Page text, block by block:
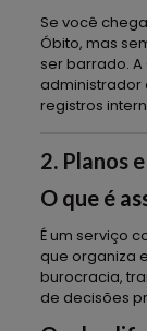
Se você
Óbito, mas
ser barrado.
administrador
registros
2. Planos
O que é
É um serviço
que organiza
burocracia,
de decisões